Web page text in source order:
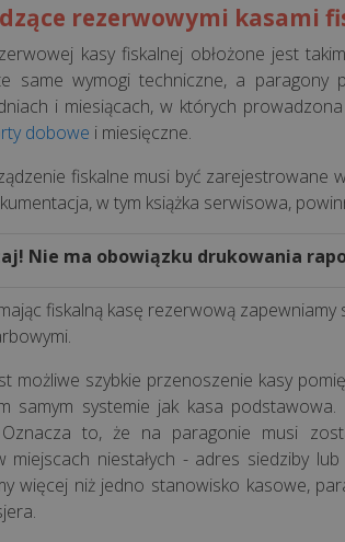
rezerwowymi kasami
kasy fiskalnej obłożone jest
same wymogi techniczne, a paragony
i miesiącach, w których
dobowe i miesięczne.
fiskalne musi być zarejestrowane
w tym książka serwisowa,
Nie ma obowiązku drukowania
fiskalną kasę rezerwową
możliwe szybkie przenoszenie kasy
samym systemie jak kasa
to, że na paragonie musi
miejscach niestałych - adres siedziby
więcej niż jedno stanowisko kasowe,